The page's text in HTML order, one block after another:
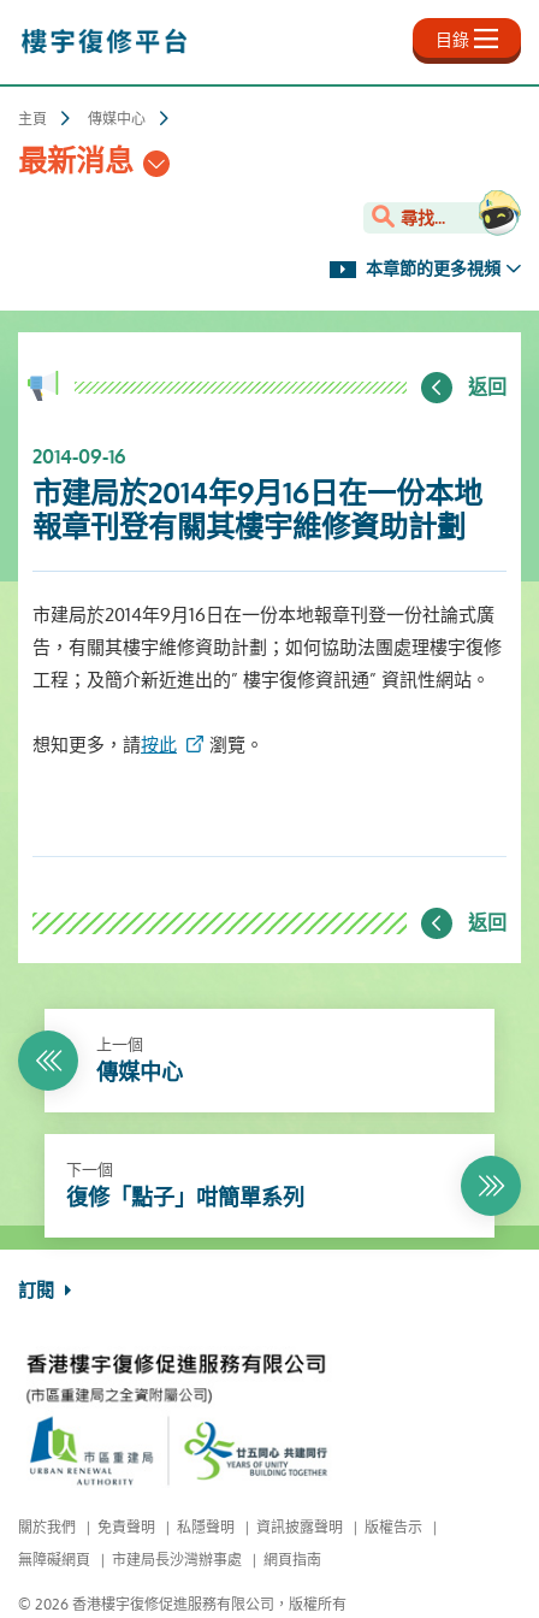
內
目錄
主頁 傳媒中心
最新消息
尋找...
本章節的更多視頻
返回
2014-09-16
市建局於2014年9月16日在一份本地
報章刊登有關其樓宇維修資助計劃
市建局於2014年9月16日在一份本地報章刊登一份社論式廣
告，有關其樓宇維修資助計劃；如何協助法團處理樓宇復修
工程；及簡介新近進出的” 樓宇復修資訊通” 資訊性網站。
想知更多，請按此 瀏覽。
返回
上一個
傳媒中心
下一個
復修「點子」咁簡單系列
訂閱
關於我們 免責聲明 私隱聲明 資訊披露聲明
版權告示
無障礙網頁
市建局長沙灣辦事處 網頁指南
© 2026 香港樓宇復修促進服務有限公司，版權所有